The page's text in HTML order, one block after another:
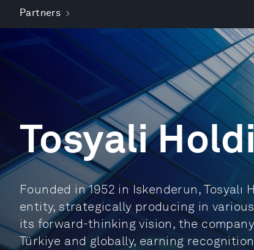
Partners
Tosyali
Founded in 1952 in Iskenderun,
entity, strategically producing in
its forward-thinking vision, the
Türkiye and globally, earning